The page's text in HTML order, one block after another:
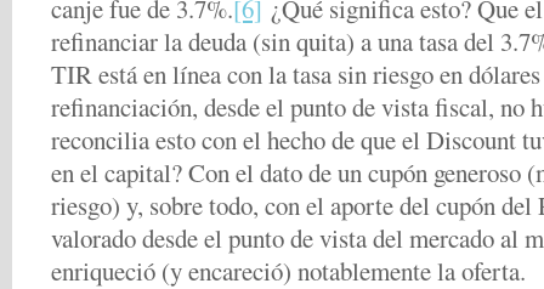
canje fue de 3.7%.[6] ¿Qué significa esto? Que
refinanciar la deuda (sin quita) a una tasa del
TIR está en línea con la tasa sin riesgo en
refinanciación, desde el punto de vista fiscal, no
reconcilia esto con el hecho de que el Discount
en el capital? Con el dato de un cupón generoso
riesgo) y, sobre todo, con el aporte del cupón
valorado desde el punto de vista del mercado al
enriqueció (y encareció) notablemente la oferta.